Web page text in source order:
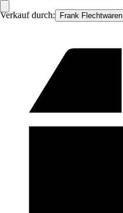
Verkauf durch: Frank Flechtwaren